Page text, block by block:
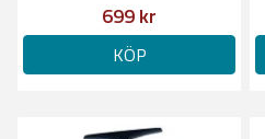
699 kr
KÖP